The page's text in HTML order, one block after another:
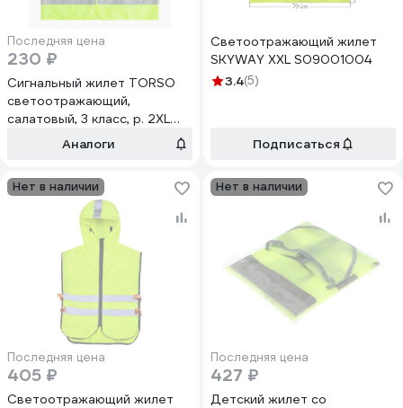
Последняя цена
230 ₽
Сигнальный жилет TORSO
светоотражающий,
салатовый, 3 класс, р. 2XL
Аналоги
Светоотражающий жилет
SKYWAY XXL S09001004
3.4(5)
Подписаться
Нет в наличии
Последняя цена
405 ₽
Светоотражающий жилет
Нет в наличии
Последняя цена
427 ₽
Детский жилет со